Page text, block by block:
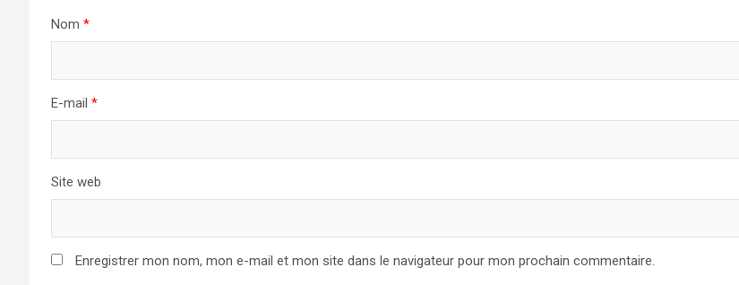
Nom *
E-mail *
Site web
Enregistrer mon nom, mon e-mail et mon site dans le navigateur pour mon prochain commentaire.